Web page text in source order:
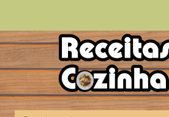
Skip
to
content